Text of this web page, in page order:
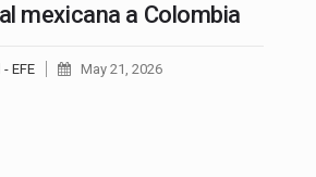
mexicana a Colombia
EFE May 21, 2026